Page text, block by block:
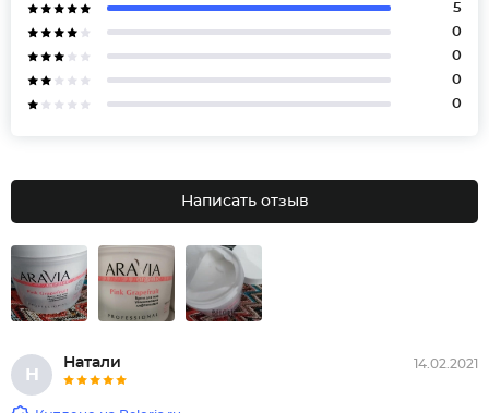
5
0
0
0
0
Написать отзыв
Н
Натали 14.02.2021